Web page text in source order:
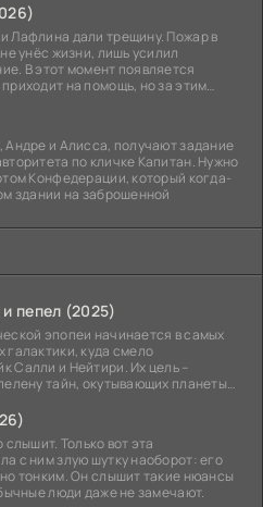
Лафлина дали трещину. Пожар в
унёс жизни, лишь усилил
В этот момент появляется
на помощь, но за этим
Андре и Алисса, получают задание
по кличке Капитан. Нужно
Конфедерации, который когда-
здании на заброшенной
пепел (2025)
эпопеи начинается в самых
галактики, куда смело
Салли и Нейтири. Их цель –
тайн, окутывающих планеты
слышит. Только вот эта
с ним злую шутку наоборот: его
тонким. Он слышит такие нюансы
люди даже не замечают.